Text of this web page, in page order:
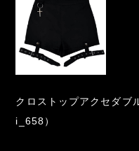
クロストップアクセダブ
i_658）